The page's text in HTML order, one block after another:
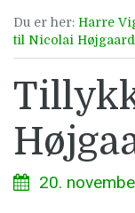
Du er her: Harre
til Nicolai Højgaard
20.